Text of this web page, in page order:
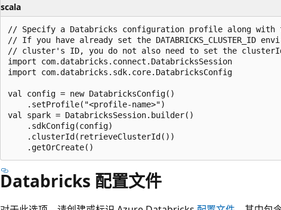
scala
// Specify a Databricks configuration profile along
// If you have already set the DATABRICKS_CLUSTER_ID
// cluster's ID, you do not also need to set the
import com.databricks.connect.DatabricksSession
import com.databricks.sdk.core.DatabricksConfig
val config = new DatabricksConfig()
    .setProfile("<profile-name>")
val spark = DatabricksSession.builder()
    .sdkConfig(config)
    .clusterId(retrieveClusterId())
Databricks 配置文件